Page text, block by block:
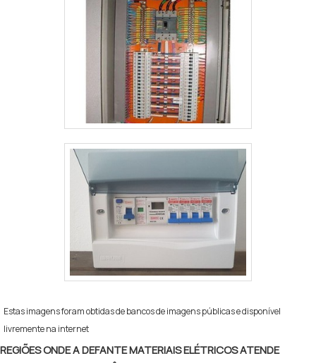
Estas imagens foram obtidas de bancos de imagens públicas e disponível
livremente na internet
REGIÕES ONDE A DEFANTE MATERIAIS ELÉTRICOS ATENDE